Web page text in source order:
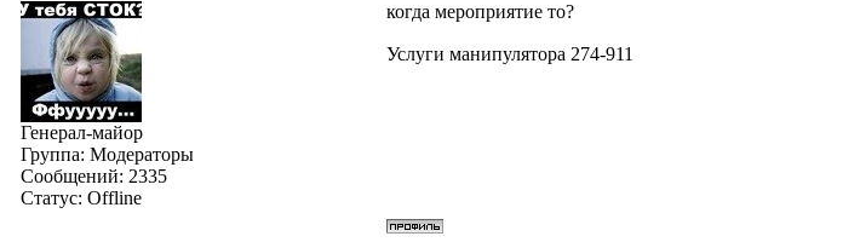
Генерал-майор
Группа: Модераторы
Сообщений: 2335
Статус: Offline
когда мероприятие то?
Услуги манипулятора 274-911